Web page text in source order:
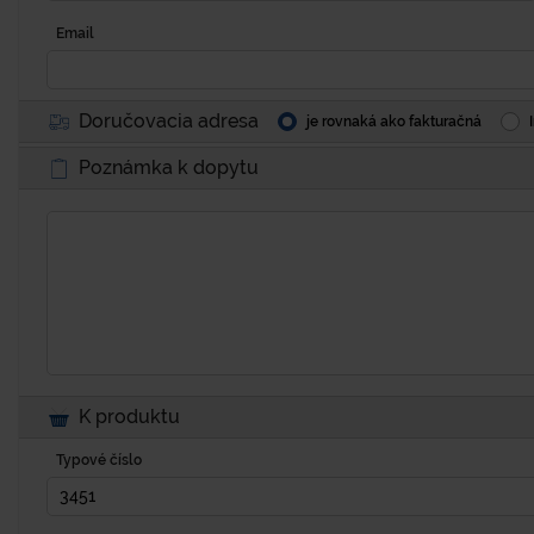
Email
Doručovacia adresa je rovnaká ako fakturačná
Poznámka k dopytu
K produktu
Typové číslo